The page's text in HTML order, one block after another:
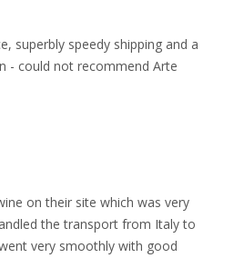
superbly speedy shipping and a
- could not recommend Arte
on their site which was very
the transport from Italy to
very smoothly with good